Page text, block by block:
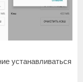
устанавливаться